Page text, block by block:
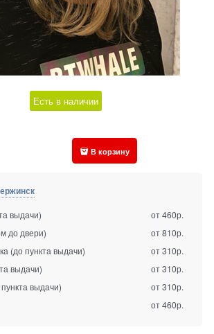
Есть в наличии
В корзину
выдачи)
от 460р.
до двери)
от 810р.
(до пункта выдачи)
от 310р.
выдачи)
от 310р.
выдачи)
от 310р.
от 460р.